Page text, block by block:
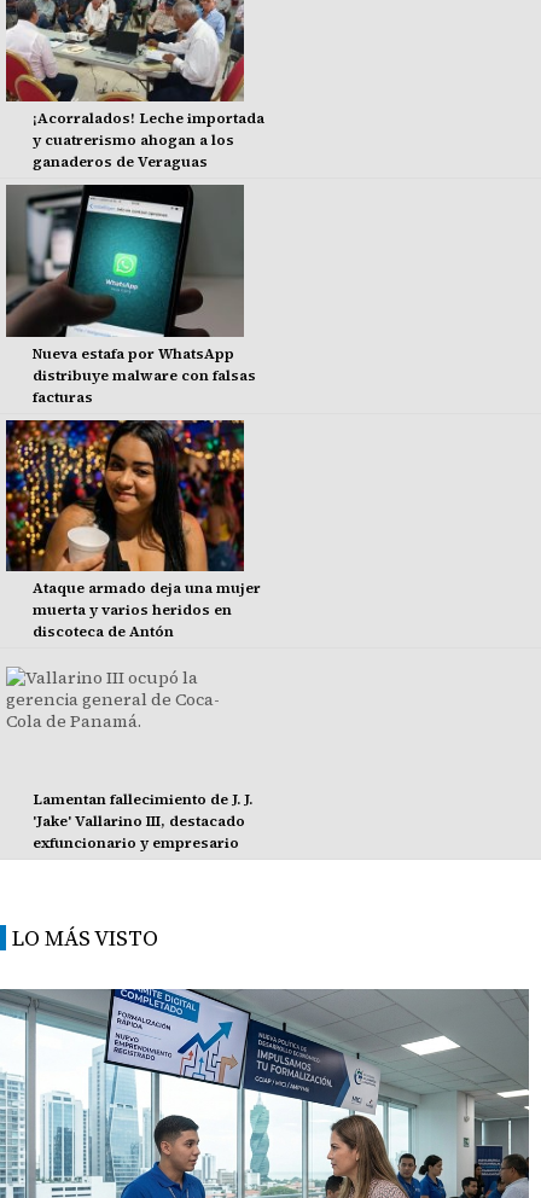
¡Acorralados! Leche importada
y cuatrerismo ahogan a los
ganaderos de Veraguas
Nueva estafa por WhatsApp
distribuye malware con falsas
facturas
Ataque armado deja una mujer
muerta y varios heridos en
discoteca de Antón
Lamentan fallecimiento de J. J.
'Jake' Vallarino III, destacado
exfuncionario y empresario
LO MÁS VISTO